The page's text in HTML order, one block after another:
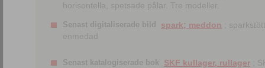
horisontella, spetsade pålar. Tre modeller.
Senast digitaliserade bild spark; meddon ;
enmedad
Senast katalogiserade bok SKF kullager, rullager ;